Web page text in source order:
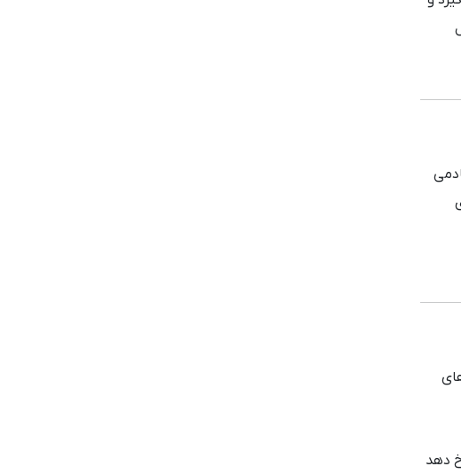
دهد